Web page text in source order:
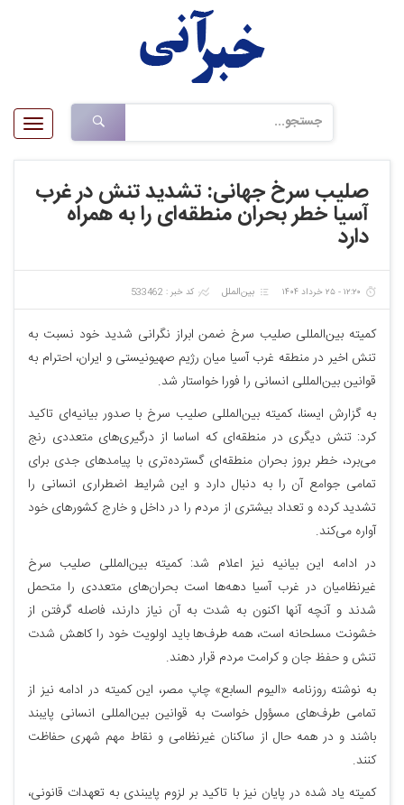
صلیب سرخ جهانی: تشدید تنش در غرب
آسیا خطر بحران منطقه‌ای را به همراه
دارد
۱۲:۲۰ - ۲۵ خرداد ۱۴۰۴ بین‌الملل کد خبر : 533462
کمیته بین‌المللی صلیب سرخ ضمن ابراز نگرانی شدید خود نسبت به
تنش اخیر در منطقه غرب آسیا میان رژیم صهیونیستی و ایران، احترام به
قوانین بین‌المللی انسانی را فورا خواستار شد.
به گزارش ایسنا، کمیته بین‌المللی صلیب سرخ با صدور بیانیه‌ای تاکید
کرد: تنش دیگری در منطقه‌ای که اساسا از درگیری‌های متعددی رنج
می‌برد، خطر بروز بحران منطقه‌ای گسترده‌تری با پیامدهای جدی برای
تمامی جوامع آن را به دنبال دارد و این شرایط اضطراری انسانی را
تشدید کرده و تعداد بیشتری از مردم را در داخل و خارج کشورهای خود
آواره می‌کند.
در ادامه این بیانیه نیز اعلام شد: کمیته بین‌المللی صلیب سرخ
غیرنظامیان در غرب آسیا دهه‌ها است بحران‌های متعددی را متحمل
شدند و آنچه آنها اکنون به شدت به آن نیاز دارند، فاصله گرفتن از
خشونت مسلحانه است، همه طرف‌ها باید اولویت خود را کاهش شدت
تنش و حفظ جان و کرامت مردم قرار دهند.
به نوشته روزنامه «الیوم السابع» چاپ مصر، این کمیته در ادامه نیز از
تمامی طرف‌های مسؤول خواست به قوانین بین‌المللی انسانی پایبند
باشند و در همه حال از ساکنان غیرنظامی و نقاط مهم شهری حفاظت
کنند.
کمیته یاد شده در پایان نیز با تاکید بر لزوم پایبندی به تعهدات قانونی،